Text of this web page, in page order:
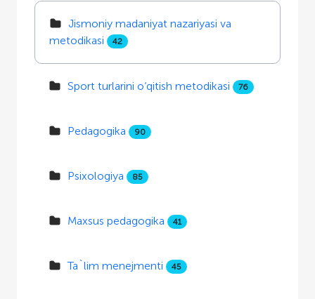
Jismoniy madaniyat nazariyasi va
metodikasi
42
Sport turlarini o‘qitish metodikasi 76
Pedagogika 90
Psixologiya 85
Maxsus pedagogika 41
Ta`lim menejmenti 45